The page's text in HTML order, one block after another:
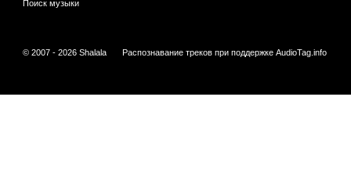
Поиск музыки
© 2007 - 2026 Shalala Распознавание треков при поддержке AudioTag.info